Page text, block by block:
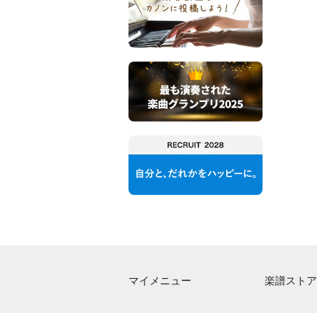
マイメニュー 楽譜ストア